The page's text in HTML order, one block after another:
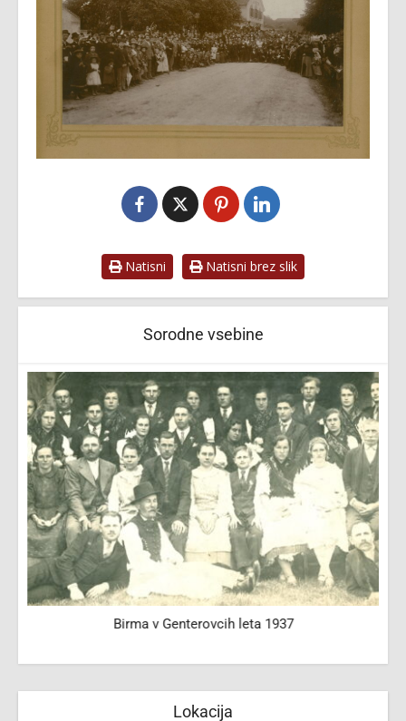
Natisni Natisni brez slik
Sorodne vsebine
Birma v Genterovcih leta 1937
Lokacija